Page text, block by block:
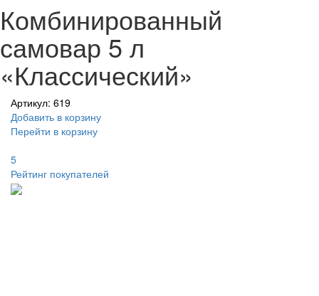
Комбинированный
самовар 5 л
«Классический»
Артикул: 619
Добавить в корзину
Перейти в корзину
5
Рейтинг покупателей